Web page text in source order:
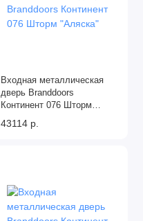
Входная металлическая
дверь Branddoors
Континент 076 Шторм
"Аляска"
43114 р.